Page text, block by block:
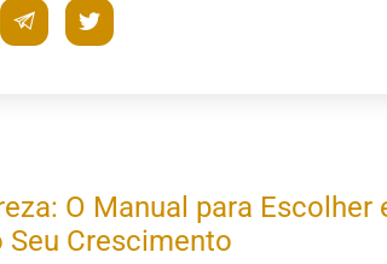
O Manual para
Crescimento